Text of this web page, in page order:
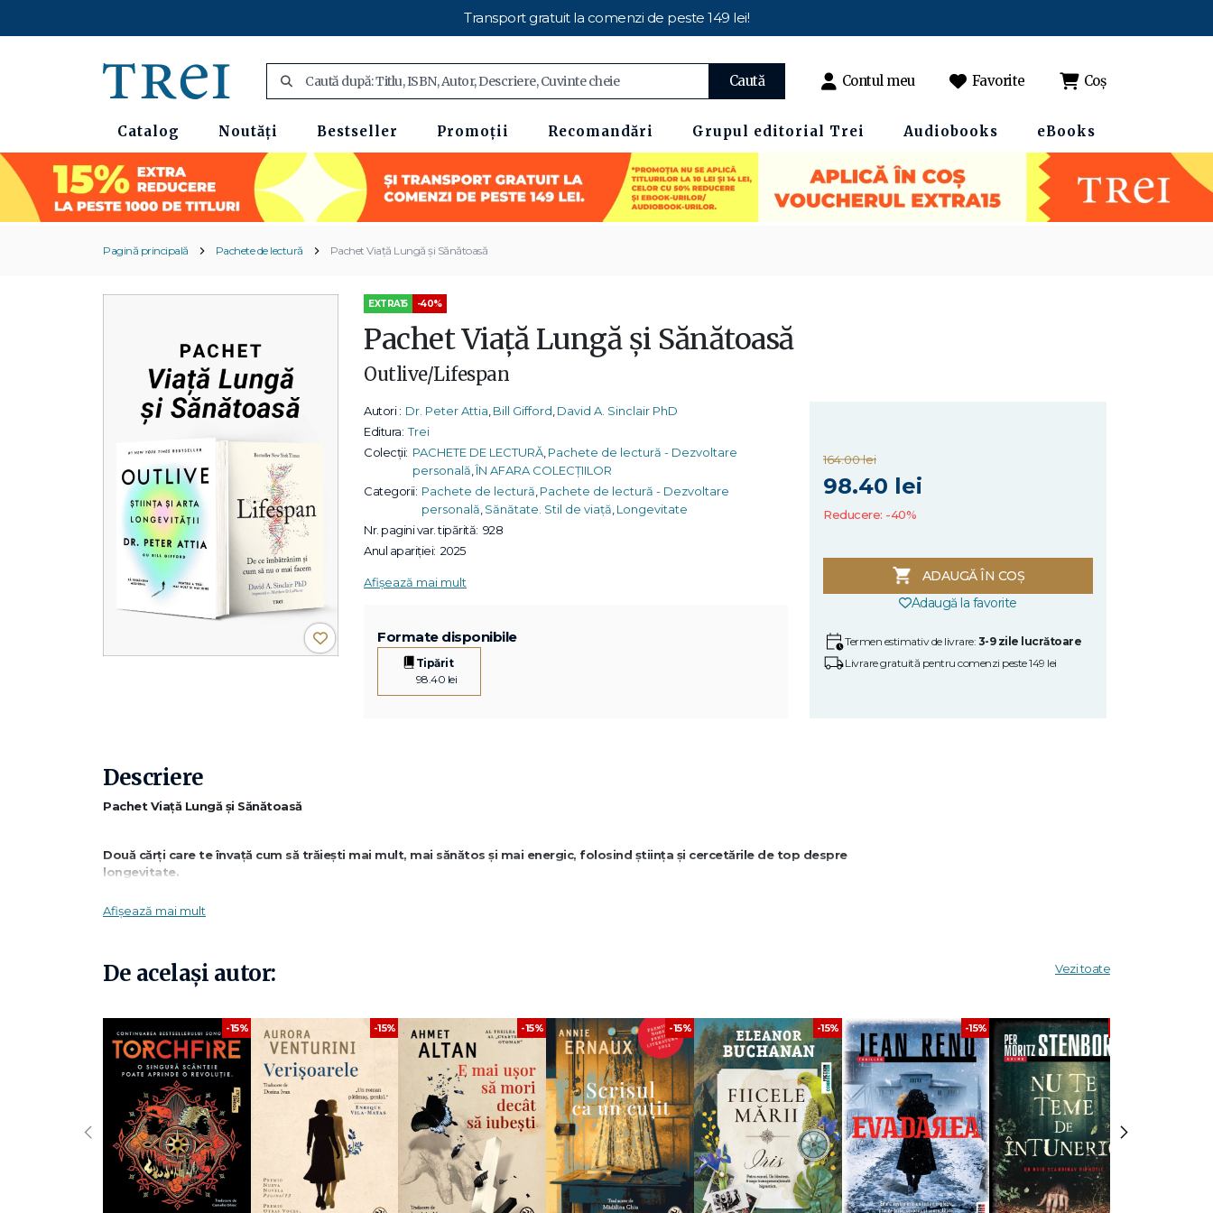
Transport gratuit la comenzi de peste 149 lei!
Caută Contul meu Favorite Coș
Catalog Noutăți Bestseller Promoții Recomandări Grupul editorial Trei Audiobooks eBooks
Pagină principală Pachete de lectură Pachet Viață Lungă și Sănătoasă
EXTRA15 -40%
Pachet Viață Lungă și Sănătoasă
Outlive/Lifespan
Autori : Dr. Peter Attia Bill Gifford David A. Sinclair PhD
Editura: Trei
Colecții: PACHETE DE LECTURĂ, Pachete de lectură - Dezvoltare
personală ,ÎN AFARA COLECȚIILOR
Categorii: Pachete de lectură Pachete de lectură - Dezvoltare
personală Sănătate. Stil de viață Longevitate
Nr. pagini var. tipărită: 928
Anul apariției: 2025
Afișează mai mult
Formate disponibile
Tipărit
98.40 lei
164.00 lei
98.40 lei
Reducere: -40%
ADAUGĂ ÎN COȘ
Adaugă la favorite
Termen estimativ de livrare: 3-9 zile lucrătoare
Livrare gratuită pentru comenzi peste 149 lei
Descriere
Pachet Viață Lungă și Sănătoasă
Două cărți care te învață cum să trăiești mai mult, mai sănătos și mai energic, folosind știința și cercetările de top despre
longevitate.
Descoperă strategiile care îți pot prelungi viața și îți pot îmbunătăți sănătatea pe termen lung.
Outlive. Știința și arta longevității – Peter Attia, Bill Gifford
O carte care combină cercetările medicale de ultimă generație cu sfaturi practice despre cum să trăiești mai mult și mai sănătos. Autorii
explică strategiile care influențează longevitatea și sănătatea metabolică, cardiovasculară și mentală.
Lifespan – David A. Sinclair PhD
David Sinclair, unul dintre cei mai renumiți cercetători în biologia îmbătrânirii, explică cum factorii genetici, stilul de viață și intervențiile
științifice pot prelungi viața și pot întârzia apariția bolilor asociate îmbătrânirii.
Afișează mai mult
De același autor: Vezi toate
-15% -15% -15% -15% -15% -15%
‹ ›